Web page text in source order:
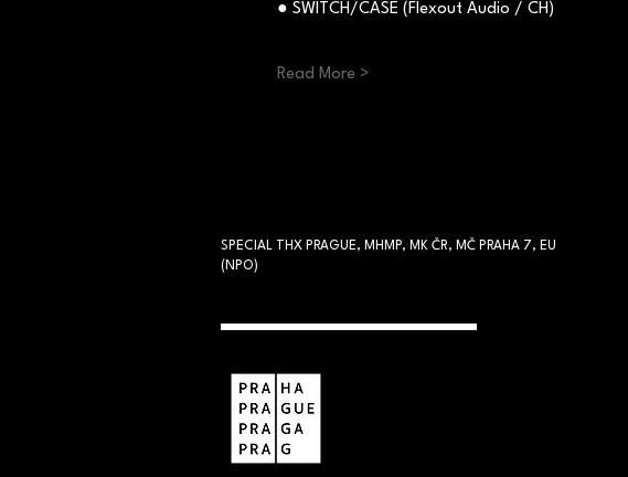
● SWITCH/CASE (Flexout Audio / CH)
Read More >
SPECIAL THX PRAGUE, MHMP, MK ČR, MČ PRAHA 7, EU
(NPO)